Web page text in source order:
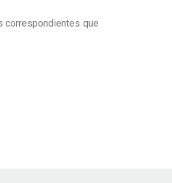
correspondientes que